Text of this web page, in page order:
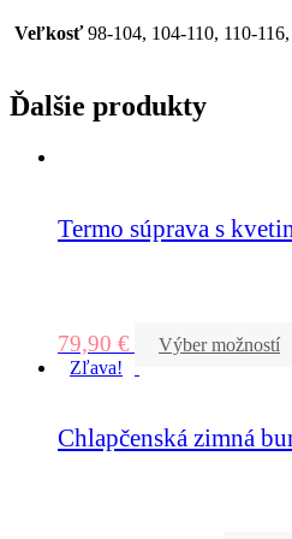
Veľkosť 98-104, 104-110, 110-
Ďalšie produkty
Termo súprava s
79,90 €
Výber možností
Zľava!
Chlapčenská zimná